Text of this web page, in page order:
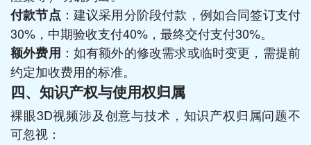
付款节点 ：建议采用分阶段付款，例如合同签订支付
30%，中期验收支付40%，最终交付支付30%。
额外费用 ：如有额外的修改需求或临时变更，需提前
约定加收费用的标准。
四、知识产权与使用权归属
裸眼3D视频涉及创意与技术，知识产权归属问题不
可忽视：